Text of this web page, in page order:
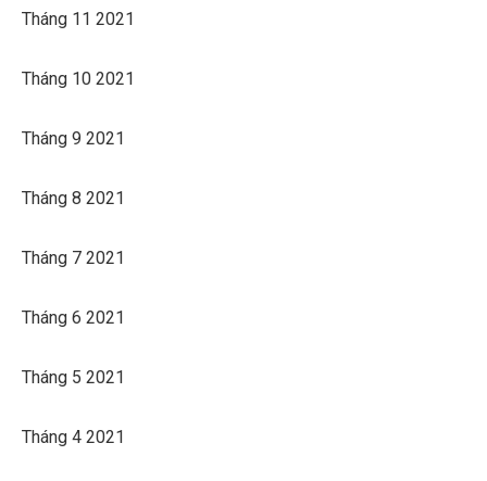
Tháng 11 2021
Tháng 10 2021
Tháng 9 2021
Tháng 8 2021
Tháng 7 2021
Tháng 6 2021
Tháng 5 2021
Tháng 4 2021